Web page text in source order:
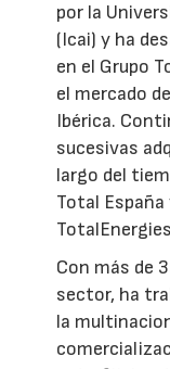
por la
(Icai) y ha
en el Grupo
el mercado
Ibérica.
sucesivas
largo del
Total España
Con más de
sector, ha
la